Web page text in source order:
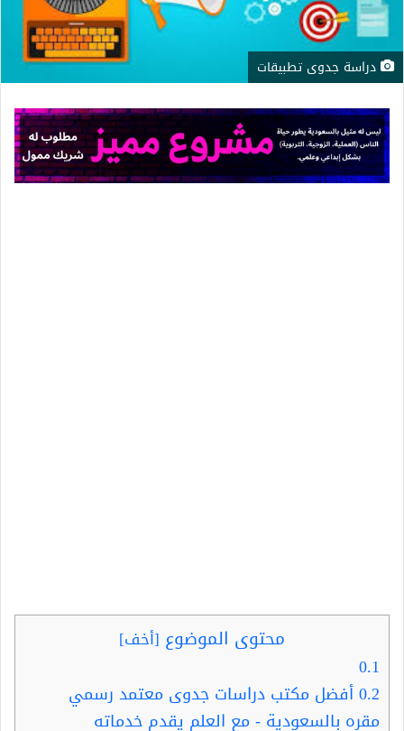
دراسة جدوى تطبيقات
محتوى الموضوع [أخف]
0.1
0.2أفضل مكتب دراسات جدوى معتمد رسمي
مقره بالسعودية - مع العلم يقدم خدماته